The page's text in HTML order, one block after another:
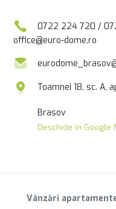
0722 224 720 /
office@euro-dome.ro
Toamnei 18, sc. A,
Brasov
Deschide în Google
Vânzări